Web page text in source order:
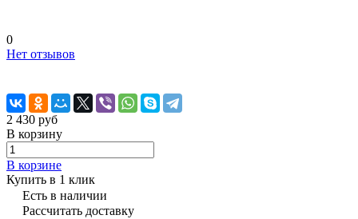
0
Нет отзывов
2 430 руб
В корзину
В корзине
Купить в 1 клик
Есть в наличии
Рассчитать доставку